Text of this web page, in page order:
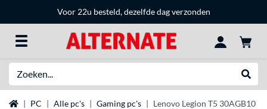
Voor 22u besteld, dezelfde dag verzonden
Home PC Alle pc's Gaming pc's Lenovo Legion T5 30AGB10